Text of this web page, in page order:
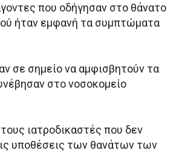
που οδήγησαν στο θάνατο
ήταν εμφανή τα συμπτώματα
σε σημείο να αμφισβητούν τα
στο νοσοκομείο
ιατροδικαστές που δεν
υποθέσεις των θανάτων των